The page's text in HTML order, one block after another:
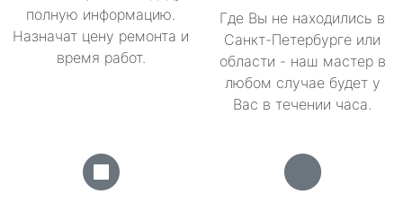
полную информацию.
Назначат цену ремонта и
время работ.
Где Вы не находились в
Санкт-Петербурге или
области - наш мастер в
любом случае будет у
Вас в течении часа.